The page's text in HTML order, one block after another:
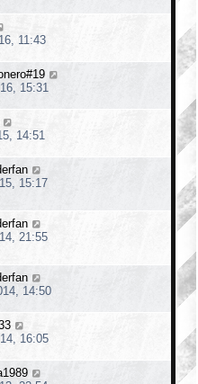
11:43
15:31
14:51
15:17
21:55
14:50
16:05